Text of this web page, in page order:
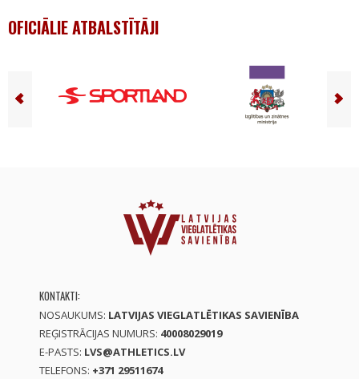
OFICIĀLIE ATBALSTĪTĀJI
KONTAKTI:
NOSAUKUMS: LATVIJAS VIEGLATLĒTIKAS SAVIENĪBA
REĢISTRĀCIJAS NUMURS: 40008029019
E-PASTS: LVS@ATHLETICS.LV
TELEFONS: +371 29511674